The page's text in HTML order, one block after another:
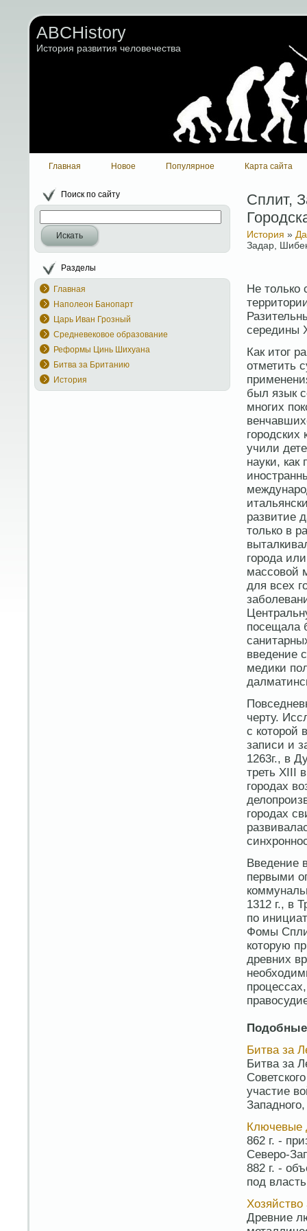
ABCHistory
История развития человечества
Главная Новое Популярное Карта сайта
Поиск по сайту
Искать
Разделы
Главная
Наполеон Банопарт
Царь Иван Грозный
Средневековое образование
Реформы Цинь Шихуана
Битва за Британию
История
Сплит,
История »
Задар,
Не только
середины
Как итог
отметить
был язык
многих
учили
науки,
развитие
только в
города
массовой
для всех
посещала
введение
медики
черту.
с которой
записи и
1263г., в
треть XIII
городах
городах
Введение
первыми
1312 г., в
по
Фомы
которую
древних
Битва за
Битва за
участие
Ключевые
862 г. -
Северо-
882 г. -
под
Хозяйство
Древние